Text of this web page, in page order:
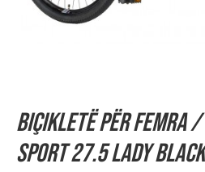
Biçikletë për Femra /
SPORT 27.5 Lady